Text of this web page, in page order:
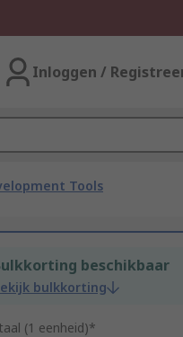
Inloggen /
Tools
beschikbaar
bulkkorting
(1 eenheid)*